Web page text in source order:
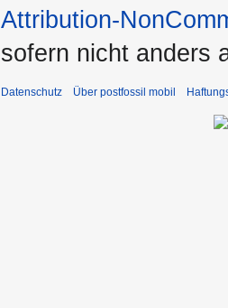
Attribution-
sofern nicht anders
Datenschutz Über postfossil mobil